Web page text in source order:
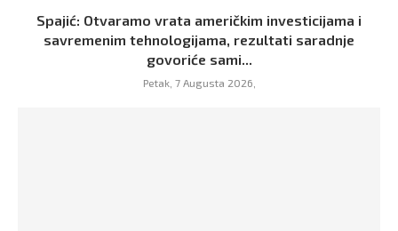
Spajić: Otvaramo vrata američkim investicijama i
savremenim tehnologijama, rezultati saradnje
govoriće sami...
Petak, 7 Augusta 2026,